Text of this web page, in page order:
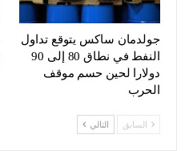
جولدمان ساكس يتوقع تداول
النفط في نطاق 80 إلى 90
دولارا لحين حسم موقف
الحرب
السابق التالي